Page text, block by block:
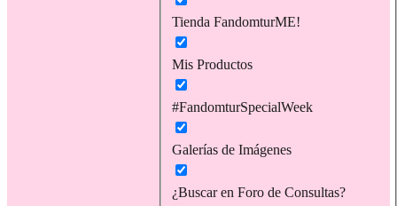
Tienda FandomturME!
Mis Productos
#FandomturSpecialWeek
Galerías de Imágenes
¿Buscar en Foro de Consultas?